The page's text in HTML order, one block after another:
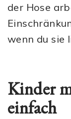
der Hose
wenn du sie
Kinder
einfach